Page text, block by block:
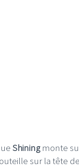
Shining monte
sur la tête de